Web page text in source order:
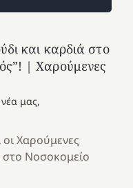
και καρδιά στο
| Χαρούμενες
μας,
Χαρούμενες
στο Νοσοκομείο